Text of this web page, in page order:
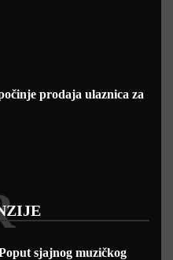
prodaja ulaznica za
sjajnog muzičkog